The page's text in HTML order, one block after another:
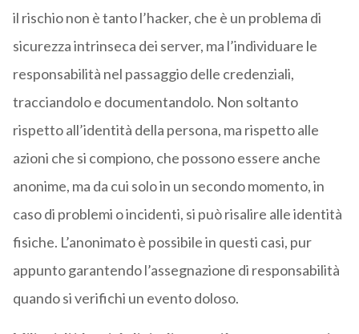
il rischio non è tanto l’hacker, che è un problema di
sicurezza intrinseca dei server, ma l’individuare le
responsabilità nel passaggio delle credenziali,
tracciandolo e documentandolo. Non soltanto
rispetto all’identità della persona, ma rispetto alle
azioni che si compiono, che possono essere anche
anonime, ma da cui solo in un secondo momento, in
caso di problemi o incidenti, si può risalire alle identità
fisiche. L’anonimato è possibile in questi casi, pur
appunto garantendo l’assegnazione di responsabilità
quando si verifichi un evento doloso.